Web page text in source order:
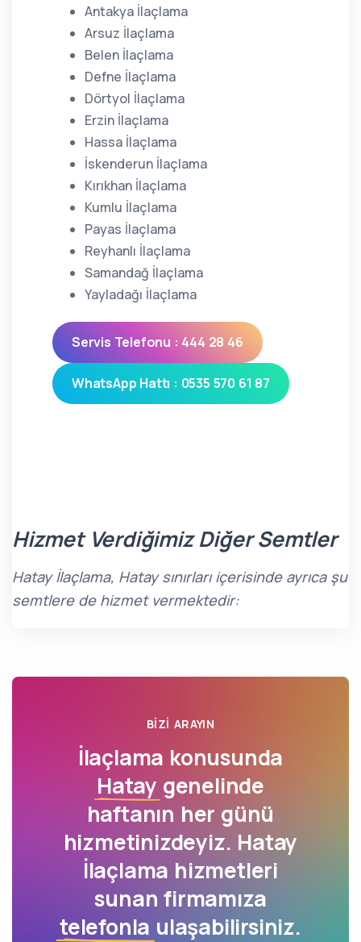
Antakya İlaçlama
Arsuz İlaçlama
Belen İlaçlama
Defne İlaçlama
Dörtyol İlaçlama
Erzin İlaçlama
Hassa İlaçlama
İskenderun İlaçlama
Kırıkhan İlaçlama
Kumlu İlaçlama
Payas İlaçlama
Reyhanlı İlaçlama
Samandağ İlaçlama
Yayladağı İlaçlama
Servis Telefonu : 444 28 46
WhatsApp Hattı : 0535 570 61 87
Hizmet Verdiğimiz Diğer Semtler
Hatay İlaçlama, Hatay sınırları içerisinde ayrıca şu
semtlere de hizmet vermektedir:
BIZI ARAYIN
İlaçlama konusunda
Hatay genelinde
haftanın her günü
hizmetinizdeyiz. Hatay
İlaçlama hizmetleri
sunan firmamıza
telefonla ulaşabilirsiniz.